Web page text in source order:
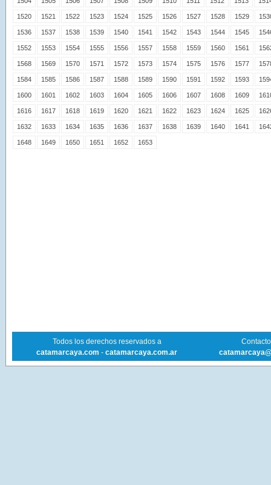
1520 1521 1522 1523 1524 1525 1526 1527 1528 1529
1536 1537 1538 1539 1540 1541 1542 1543 1544 1545
1552 1553 1554 1555 1556 1557 1558 1559 1560 1561
1568 1569 1570 1571 1572 1573 1574 1575 1576 1577
1584 1585 1586 1587 1588 1589 1590 1591 1592 1593
1600 1601 1602 1603 1604 1605 1606 1607 1608 1609
1616 1617 1618 1619 1620 1621 1622 1623 1624 1625
1632 1633 1634 1635 1636 1637 1638 1639 1640 1641
1648 1649 1650 1651 1652 1653
Todos los derechos reservados a
catamarcaya.com - catamarcaya.com.ar